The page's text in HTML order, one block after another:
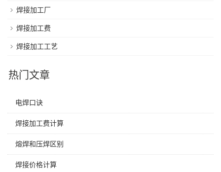
焊接加工厂
焊接加工费
焊接加工工艺
热门文章
电焊口诀
焊接加工费计算
熔焊和压焊区别
焊接价格计算